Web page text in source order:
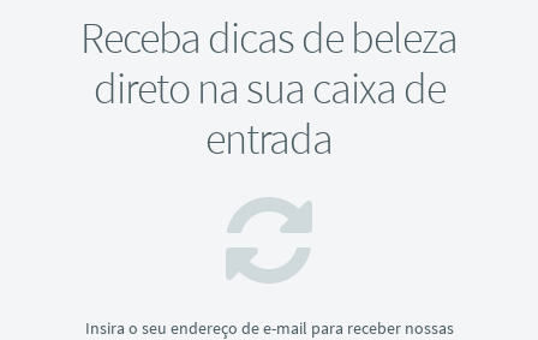
Receba dicas de beleza
direto na sua caixa de
entrada
Insira o seu endereço de e-mail para receber nossas